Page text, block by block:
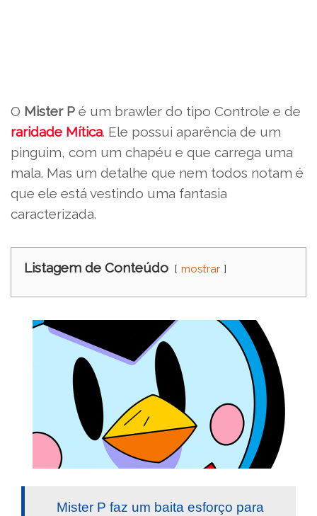
O Mister P é um brawler do tipo Controle e de
raridade Mítica. Ele possui aparência de um
pinguim, com um chapéu e que carrega uma
mala. Mas um detalhe que nem todos notam é
que ele está vestindo uma fantasia
caracterizada.
Listagem de Conteúdo mostrar
Mister P faz um baita esforço para